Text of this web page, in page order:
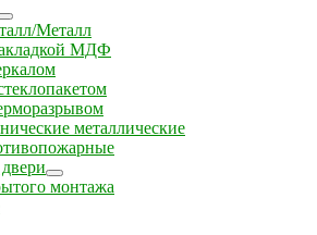
Металл
МДФ
металлические
монтажа